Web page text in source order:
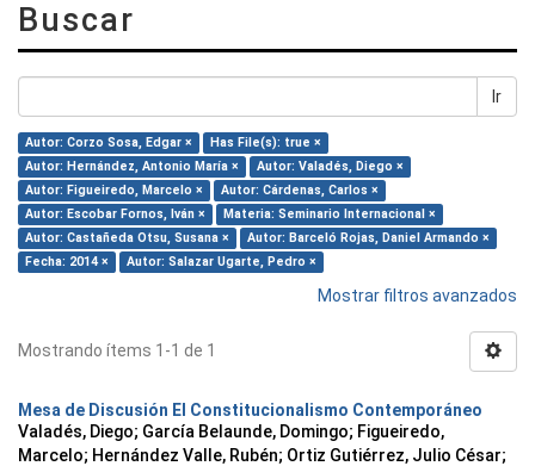
Buscar
Ir
Autor: Corzo Sosa, Edgar ×
Has File(s): true ×
Autor: Hernández, Antonio María ×
Autor: Valadés, Diego ×
Autor: Figueiredo, Marcelo ×
Autor: Cárdenas, Carlos ×
Autor: Escobar Fornos, Iván ×
Materia: Seminario Internacional ×
Autor: Castañeda Otsu, Susana ×
Autor: Barceló Rojas, Daniel Armando ×
Fecha: 2014 ×
Autor: Salazar Ugarte, Pedro ×
Mostrar filtros avanzados
Mostrando ítems 1-1 de 1
Mesa de Discusión El Constitucionalismo Contemporáneo
Valadés, Diego; García Belaunde, Domingo; Figueiredo,
Marcelo; Hernández Valle, Rubén; Ortiz Gutiérrez, Julio César;